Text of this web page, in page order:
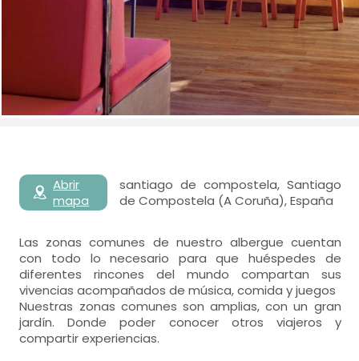
Abrir
mapa
santiago de compostela, Santiago
de Compostela (A Coruña), España
Las zonas comunes de nuestro albergue cuentan
con todo lo necesario para que huéspedes de
diferentes rincones del mundo compartan sus
vivencias acompañados de música, comida y juegos
Nuestras zonas comunes son amplias, con un gran
jardín. Donde poder conocer otros viajeros y
compartir experiencias.